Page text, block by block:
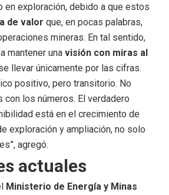
en exploración, debido a que estos
de valorque, en pocas palabras,
mineras. En tal sentido,
mantener unavisión con miras al
llevar únicamente por las cifras.
positivo, pero transitorio. No
con los números. El verdadero
está en el crecimiento de
exploración y ampliación, no solo
agregó.
actuales
Ministerio de Energía y Minas